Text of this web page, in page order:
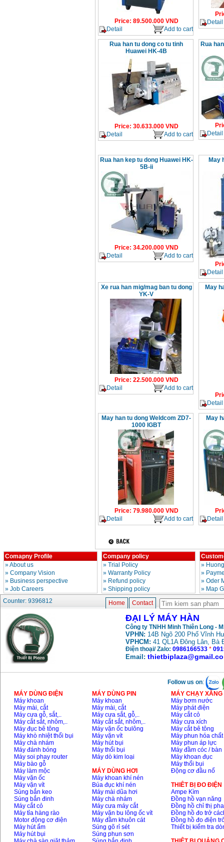
Price: 89.500.000VND
Detail
Add to cart
Detail
Rua han tu dong co tu tinh
Huawei HK-4B
Price: 30.633.000VND
Detail
Add to cart
Rua
Detail
Rua han kep tu dong Huawei HK-
5B-ii
Price: 34.200.000VND
Detail
Add to cart
May
Detail
Xe rua han mig/mag ban tu dong
YK-V
Price: 22.500.000VND
Detail
Add to cart
May
Detail
May han tu dong Weldcom ZD7-
1000 IGBT
Price: 79.980.000VND
Detail
Add to cart
May
Detail
Comapny Profile
»About us
» Company Vision
» Business perspective
» Job Careers
Company policy
» Trial Policy
» Warranty Policy
» Refund policy
» Shipping policy
»
»
» Oder
» Map
Counter: 9396812
Home Contact
ĐẠI LÝ MÁY HÀN
Công ty TNHH Minh Thiên Long -
VPHN: 14B Ngõ 200 Phố Vĩnh
VPHCM: 41 QL1A Đông Lân, Bà
Điện thoại/ Zalo: 0986166533 *
Email:
Follow us on:
MÁY DÙNG ĐIỆN
Máy khoan
Máy mài, cắt
Máy cưa gỗ, sắt,..
Máy cắt sắt, nhôm,..
Máy đục bê tông
Máy khò nhiệt thổi bụi
Máy chà nhám
Máy đánh bóng
Máy soi phay router
Máy bào gỗ
Máy làm mộc
Máy vặn ốc
Máy vặn vít
Súng bắn keo
Súng bắn đinh
Máy cắt cỏ
Máy tỉa hàng rào
Motor động cơ điện
Máy hút ẩm
Máy hút bụi
MÁY DÙNG PIN
Máy khoan
Máy mài, cắt
Máy cưa sắt, gỗ,..
Máy cắt sắt, nhôm,..
Máy vặn ốc bulông
Máy vặn vít
Máy hút bụi
Máy thổi bụi
Máy dò kim loại
MÁY DÙNG HƠI
Máy khoan khí nén
Búa đục khí nén
Máy mài dũa hơi
Máy chà nhám
Máy cưa máy cắt
Máy vặn bu lông ốc vít
Máy đầm khuôn cát
Súng gõ rỉ sét
Súng phun sơn
MÁY CHẠY
Máy bơm nước
Máy phát điện
Máy cắt cỏ
Máy cưa xích
Máy cắt bê tông
Máy phun hóa chất
Máy phun áp lực
Máy đầm cóc / bàn
Máy khoan đục
Máy thổi bụi
Động cơ đầu nổ
THIÊT BỊ ĐO ĐIỆN
Ampe Kìm
Đồng hồ vạn năng
Đồng hồ chỉ thị pha
Đồng hồ đo trở
Đồng hồ đo điện
Thiết bị kiểm tra